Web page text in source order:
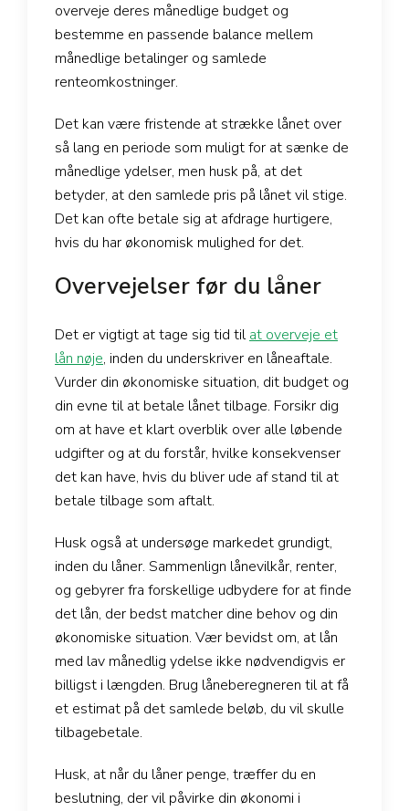
overveje deres månedlige budget og
bestemme en passende balance mellem
månedlige betalinger og samlede
renteomkostninger.
Det kan være fristende at strække lånet over
så lang en periode som muligt for at sænke de
månedlige ydelser, men husk på, at det
betyder, at den samlede pris på lånet vil stige.
Det kan ofte betale sig at afdrage hurtigere,
hvis du har økonomisk mulighed for det.
Overvejelser før du låner
Det er vigtigt at tage sig tid tilat overveje et
lån nøje, inden du underskriver en låneaftale.
Vurder din økonomiske situation, dit budget og
din evne til at betale lånet tilbage. Forsikr dig
om at have et klart overblik over alle løbende
udgifter og at du forstår, hvilke konsekvenser
det kan have, hvis du bliver ude af stand til at
betale tilbage som aftalt.
Husk også at undersøge markedet grundigt,
inden du låner. Sammenlign lånevilkår, renter,
og gebyrer fra forskellige udbydere for at finde
det lån, der bedst matcher dine behov og din
økonomiske situation. Vær bevidst om, at lån
med lav månedlig ydelse ikke nødvendigvis er
billigst i længden. Brug låneberegneren til at få
et estimat på det samlede beløb, du vil skulle
tilbagebetale.
Husk, at når du låner penge, træffer du en
beslutning, der vil påvirke din økonomi i